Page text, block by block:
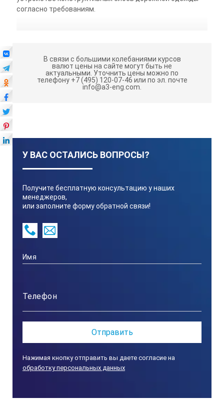
согласно требованиям.
В связи с большими колебаниями курсов
валют цены на сайте могут быть не
актуальными. Уточнить цены можно по
телефону +7 (495) 120-07-46 или по эл. почте
info@a3-eng.com.
У ВАС ОСТАЛИСЬ ВОПРОСЫ?
Получите бесплатную консультацию у наших
менеджеров,
или заполните форму обратной связи!
Нажимая кнопку отправить вы даете согласие на
обработку персональных данных